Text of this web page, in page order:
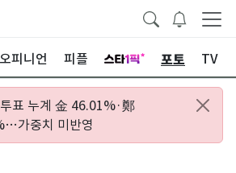
오피니언 피플 포토 TV
표 누계 金 46.01%·鄭
가중치 미반영